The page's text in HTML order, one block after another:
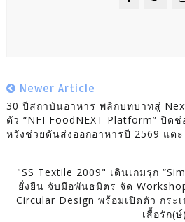
Newer Article
30 ปีสถาบันอาหาร พลิกบทบาทสู่
ตัว “NFI FoodNEXT Platform” ปิด
หวังช่วยดันส่งออกอาหารปี 2569 แต
"SS Textile 2009" เดินเกมรุก
ยั่งยืน จับมือพันธมิตร จัด
Circular Design พร้อมเปิดตัว กระ
เสื้อรัก(